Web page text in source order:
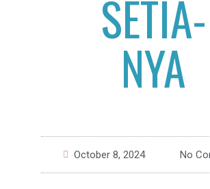
SETIA-
NYA
October 8, 2024 No